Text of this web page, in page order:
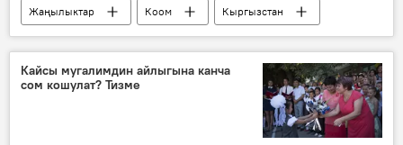
Жаңылыктар Коом
Кыргызстан
Окуялар
Алмазбек Атамбаев
мүлк
Башкы прокуратура
Алмазбек Атамбаевдин кармалышы
Кайсы мугалимдин айлыгына канча
сом кошулат? Тизме